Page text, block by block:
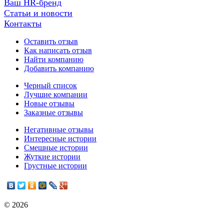
Ваш HR-бренд
Статьи и новости
Контакты
Оставить отзыв
Как написать отзыв
Найти компанию
Добавить компанию
Черный список
Лучшие компании
Новые отзывы
Заказные отзывы
Негативные отзывы
Интересные истории
Смешные истории
Жуткие истории
Грустные истории
© 2026